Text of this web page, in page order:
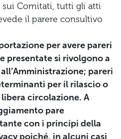
Comitati, tutti gli atti
il parere consultivo
per avere pareri
presentate si rivolgono a
pareri
per il rilascio o
circolazione. A
pare
con i principi della
poiché, in alcuni casi